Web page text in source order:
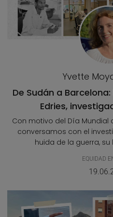
Yvette
De Sudán a
Edries,
Con motivo del Día Mundial
conversamos con el
huida de la guerra, su
EQUIDAD